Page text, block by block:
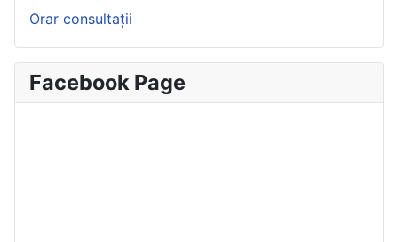
Orar consultații
Facebook Page